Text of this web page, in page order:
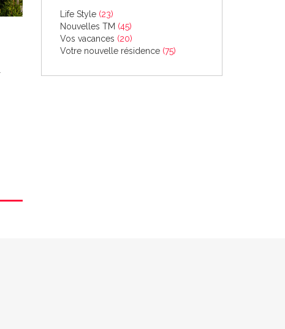
Life Style (23)
Nouvelles TM (45)
Vos vacances (20)
Votre nouvelle résidence (75)